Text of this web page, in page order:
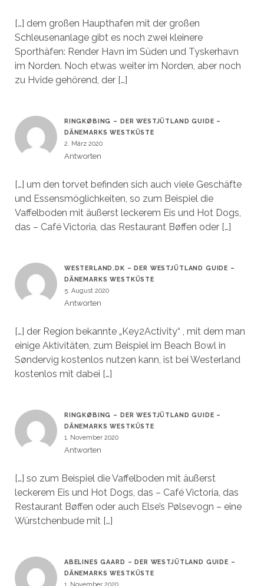
[…] dem großen Haupthafen mit der großen
Schleusenanlage gibt es noch zwei kleinere
Sporthäfen: Render Havn im Süden und Tyskerhavn
im Norden. Noch etwas weiter im Norden, aber noch
zu Hvide gehörend, der […]
RINGKØBING – DER WESTJÜTLAND GUIDE –
DÄNEMARKS WESTKÜSTE
2. März 2020
Antworten
[…] um den torvet befinden sich auch viele Geschäfte
und Essensmöglichkeiten, so zum Beispiel die
Vaffelboden mit äußerst leckerem Eis und Hot Dogs,
das – Café Victoria, das Restaurant Bøffen oder […]
WESTERLAND.DK – DER WESTJÜTLAND GUIDE –
DÄNEMARKS WESTKÜSTE
5. August 2020
Antworten
[…] der Region bekannte „Key2Activity“ , mit dem man
einige Aktivitäten, zum Beispiel im Beach Bowl in
Søndervig kostenlos nutzen kann, ist bei Westerland
kostenlos mit dabei […]
RINGKØBING – DER WESTJÜTLAND GUIDE –
DÄNEMARKS WESTKÜSTE
1. November 2020
Antworten
[…] so zum Beispiel die Vaffelboden mit äußerst
leckerem Eis und Hot Dogs, das – Café Victoria, das
Restaurant Bøffen oder auch Else’s Pølsevogn – eine
Würstchenbude mit […]
ABELINES GAARD – DER WESTJÜTLAND GUIDE –
DÄNEMARKS WESTKÜSTE
1. November 2020